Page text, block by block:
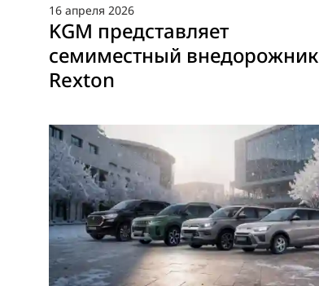
16 апреля 2026
KGM представляет
семиместный внедорожник
Rexton